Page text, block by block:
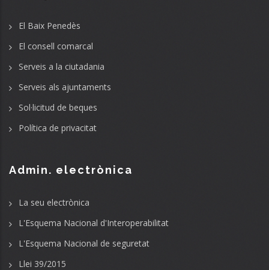
El Baix Penedès
El consell comarcal
Serveis a la ciutadania
Serveis als ajuntaments
Sol·licitud de beques
Política de privacitat
Admin. electrònica
La seu electrònica
L'Esquema Nacional d'Interoperabilitat
L'Esquema Nacional de seguretat
Llei 39/2015